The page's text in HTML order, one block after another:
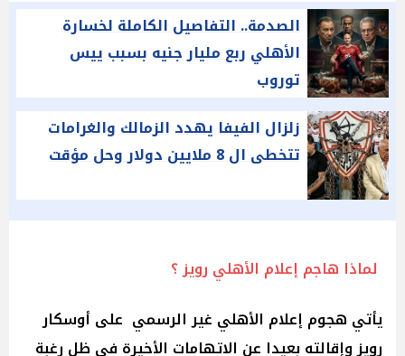
الصدمة.. التفاصيل الكاملة لخسارة
الأهلي ربع مليار جنيه بسبب ييس
توروب
زلزال الفيفا يهدد الزمالك والغرامات
تتخطى ال 8 ملايين دولار وحل مؤقت
لماذا هاجم إعلام الأهلي رويز ؟
يأتي هجوم إعلام الأهلي غير الرسمي على أوسكار
رويز وإقالته بعيدا عن الاتهامات الأخيرة في ظل رغبة